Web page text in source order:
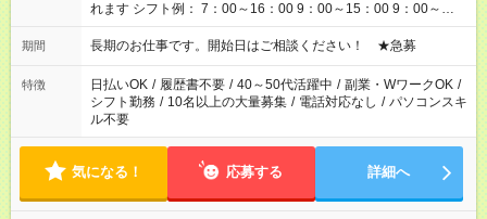
れます シフト例： 7：00～16：00 9：00～15：00 9：00～
18：00 11：00～20：00 など ※Wワークの場合、他のお仕事と
合わせ週40時間超の就業はご案内できません ※法令に基づき、
派遣法（日雇い派遣の原則禁止）により、短時間・短期間の就
業はご案内が難しい場合があります
期間 長期のお仕事です。開始日はご相談ください！ ★急募
特徴 日払いOK / 履歴書不要 / 40～50代活躍中 / 副業・WワークOK /
シフト勤務 / 10名以上の大量募集 / 電話対応なし / パソコンスキ
ル不要
気になる！ 応募する 詳細へ